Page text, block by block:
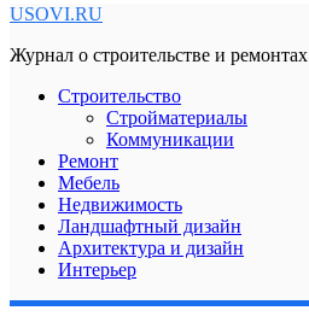
USOVI.RU
Журнал о строительстве и ремонтах
Строительство
Стройматериалы
Коммуникации
Ремонт
Мебель
Недвижимость
Ландшафтный дизайн
Архитектура и дизайн
Интерьер